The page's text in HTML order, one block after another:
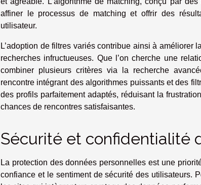
affiner le processus de matching et offrir des
utilisateur.
L’adoption de filtres variés contribue ainsi à améliorer
recherches infructueuses. Que l’on cherche une
combiner plusieurs critères via la recherche
rencontre intégrant des algorithmes puissants et des
des profils parfaitement adaptés, réduisant la
chances de rencontres satisfaisantes.
Sécurité et confidentialité
La protection des données personnelles est une
confiance et le sentiment de sécurité des utilisateurs.